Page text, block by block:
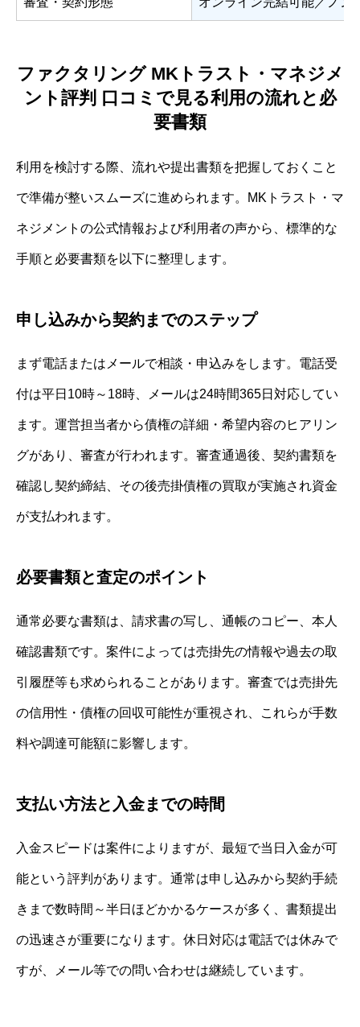
ファクタリング MKトラスト・マネジメ
ント評判 口コミで見る利用の流れと必
要書類
利用を検討する際、流れや提出書類を把握しておくこと
で準備が整いスムーズに進められます。MKトラスト・マ
ネジメントの公式情報および利用者の声から、標準的な
手順と必要書類を以下に整理します。
申し込みから契約までのステップ
まず電話またはメールで相談・申込みをします。電話受
付は平日10時～18時、メールは24時間365日対応してい
ます。運営担当者から債権の詳細・希望内容のヒアリン
グがあり、審査が行われます。審査通過後、契約書類を
確認し契約締結、その後売掛債権の買取が実施され資金
が支払われます。
必要書類と査定のポイント
通常必要な書類は、請求書の写し、通帳のコピー、本人
確認書類です。案件によっては売掛先の情報や過去の取
引履歴等も求められることがあります。審査では売掛先
の信用性・債権の回収可能性が重視され、これらが手数
料や調達可能額に影響します。
支払い方法と入金までの時間
入金スピードは案件によりますが、最短で当日入金が可
能という評判があります。通常は申し込みから契約手続
きまで数時間～半日ほどかかるケースが多く、書類提出
の迅速さが重要になります。休日対応は電話では休みで
すが、メール等での問い合わせは継続しています。